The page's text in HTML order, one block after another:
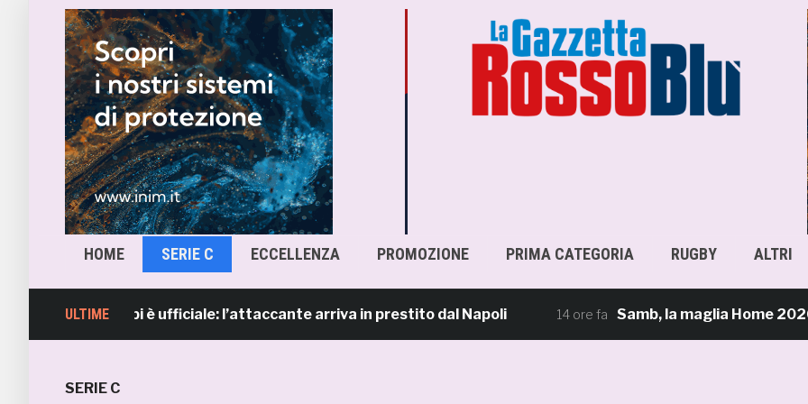
HOME SERIE C ECCELLENZA PROMOZIONE PRIMA CATEGORIA RUGBY ALTRI
ULTIME
Sgarbi è ufficiale: l’attaccante arriva in prestito dal Napoli 14 ore fa Samb, la maglia Home 2026/27:
SERIE C